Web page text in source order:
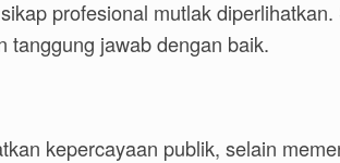
profesional mutlak
tanggung jawab dengan baik.
kepercayaan publik, selain